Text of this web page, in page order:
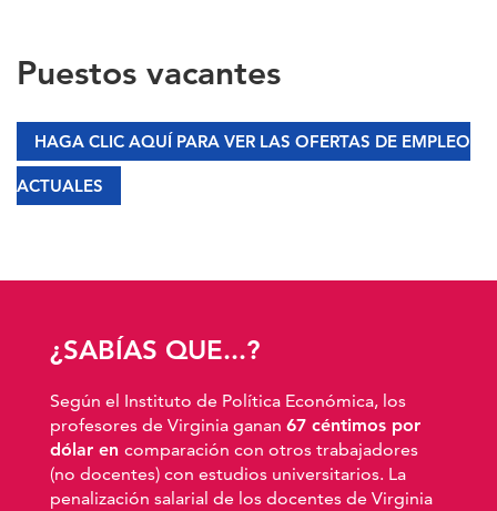
Puestos vacantes
HAGA CLIC AQUÍ PARA VER LAS OFERTAS DE EMPLEO
ACTUALES
¿SABÍAS QUE...?
Según el Instituto de Política Económica, los
profesores de Virginia ganan 67 céntimos por
dólar en comparación con otros trabajadores
(no docentes) con estudios universitarios. La
penalización salarial de los docentes de Virginia